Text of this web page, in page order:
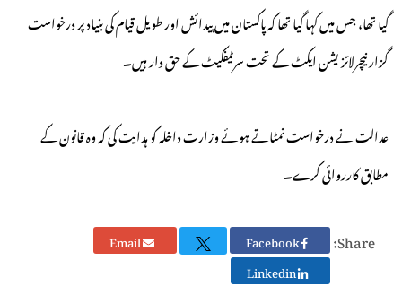
گیا تھا، جس میں کہا گیا تھا کہ پاکستان میں پیدائش اور طویل قیام کی بنیاد پر درخواست
گزار نیچرلائزیشن ایکٹ کے تحت سرٹیفکیٹ کے حق دار ہیں۔
عدالت نے درخواست نمٹاتے ہوئے وزارت داخلہ کو ہدایت کی کہ وہ قانون کے
مطابق کارروائی کرے۔
Share:
Email
Linkedin